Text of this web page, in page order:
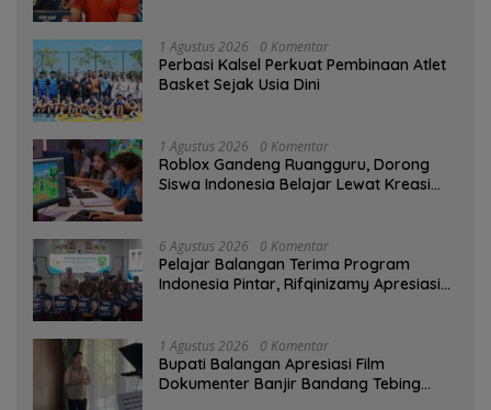
1 Agustus 2026 0 Komentar
Perbasi Kalsel Perkuat Pembinaan Atlet
Basket Sejak Usia Dini
1 Agustus 2026 0 Komentar
Roblox Gandeng Ruangguru, Dorong
Siswa Indonesia Belajar Lewat Kreasi
6 Agustus 2026 0 Komentar
Pelajar Balangan Terima Program
Indonesia Pintar, Rifqinizamy Apresiasi
1 Agustus 2026 0 Komentar
Bupati Balangan Apresiasi Film
Dokumenter Banjir Bandang Tebing